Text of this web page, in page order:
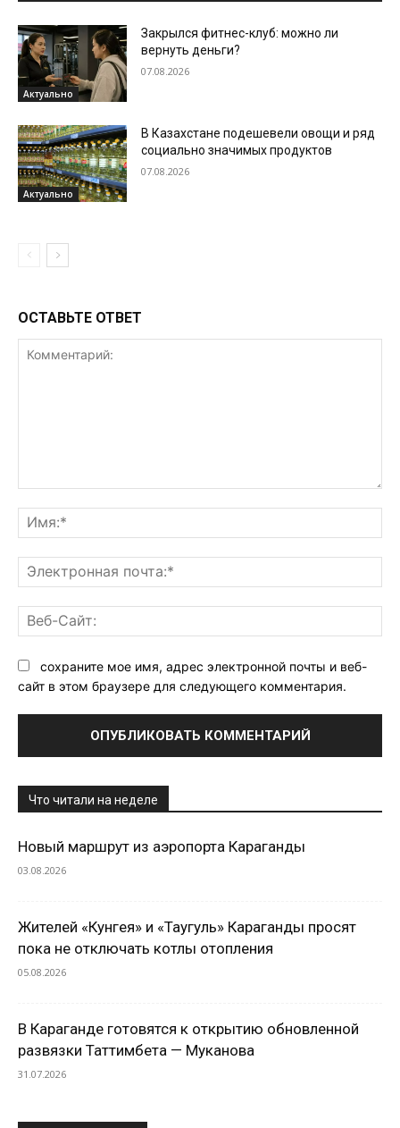
Актуально
Закрылся фитнес-клуб: можно ли
вернуть деньги?
07.08.2026
Актуально
В Казахстане подешевели овощи и ряд
социально значимых продуктов
07.08.2026
ОСТАВЬТЕ ОТВЕТ
сохраните мое имя, адрес электронной почты и веб-
сайт в этом браузере для следующего комментария.
Что читали на неделе
Новый маршрут из аэропорта Караганды
03.08.2026
Жителей «Кунгея» и «Таугуль» Караганды просят
пока не отключать котлы отопления
05.08.2026
В Караганде готовятся к открытию обновленной
развязки Таттимбета — Муканова
31.07.2026